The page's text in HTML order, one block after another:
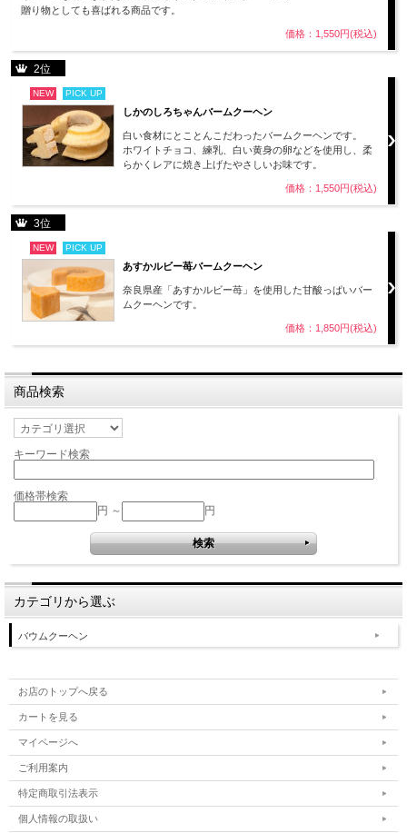
贈り物としても喜ばれる商品です。
価格：1,550円(税込)
2位
NEW PICK UP
しかのしろちゃんバームクーヘン
白い食材にとことんこだわったバームクーヘンです。
ホワイトチョコ、練乳、白い黄身の卵などを使用し、柔
らかくレアに焼き上げたやさしいお味です。
価格：1,550円(税込)
3位
NEW PICK UP
あすかルビー苺バームクーヘン
奈良県産「あすかルビー苺」を使用した甘酸っぱいバー
ムクーヘンです。
価格：1,850円(税込)
商品検索
キーワード検索
価格帯検索
円 ～
円
カテゴリから選ぶ
バウムクーヘン
お店のトップへ戻る
カートを見る
マイページへ
ご利用案内
特定商取引法表示
個人情報の取扱い